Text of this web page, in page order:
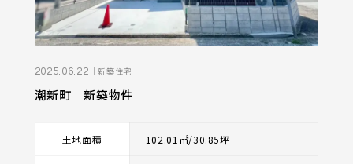
2025.06.22 ｜新築住宅
潮新町 新築物件
土地面積 102.01㎡/30.85坪